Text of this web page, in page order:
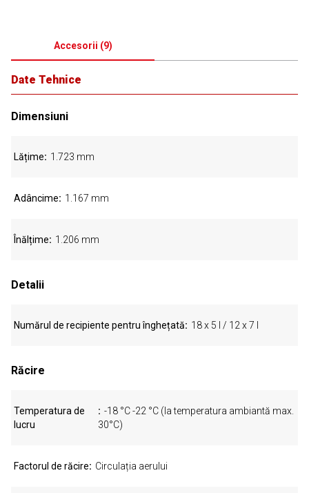
Accesorii (9)
Date Tehnice
Dimensiuni
Lățime 1.723 mm
Adâncime 1.167 mm
Înălțime 1.206 mm
Detalii
Numărul de recipiente pentru înghețată 18 x 5 l / 12 x 7 l
Răcire
Temperatura de
lucru
-18 °C -22 °C (la temperatura ambiantă max.
30°C)
Factorul de răcire Circulația aerului